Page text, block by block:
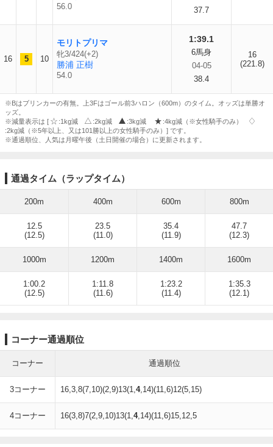
56.0
37.7
16 5 10
モリトプリマ
牝3/424(+2)
勝浦 正樹
54.0
1:39.1
6馬身
04-05
38.4
16
(221.8)
※Bはブリンカーの有無。上3Fはゴール前3ハロン（600m）のタイム。オッズは単勝オ
ッズ。
※減量表示は [
:1kg減 :2kg減 :3kg減
:4kg減（※女性騎手のみ）
:2kg減（※5年以上、又は101勝以上の女性騎手のみ）] です。
※通過順位、人気は月曜午後（土日開催の場合）に更新されます。
通過タイム（ラップタイム）
200m 400m 600m 800m
12.5
(12.5)
23.5
(11.0)
35.4
(11.9)
47.7
(12.3)
1000m 1200m 1400m 1600m
1:00.2
(12.5)
1:11.8
(11.6)
1:23.2
(11.4)
1:35.3
(12.1)
コーナー通過順位
コーナー 通過順位
3コーナー 16,3,8(7,10)(2,9)13(1,4,14)(11,6)12(5,15)
4コーナー 16(3,8)7(2,9,10)13(1,4,14)(11,6)15,12,5